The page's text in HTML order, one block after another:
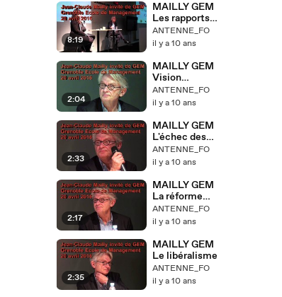
8:19
MAILLY GEM
Les rapports
entre les
syndicats
ANTENNE_FO
il y a 10 ans
2:04
MAILLY GEM
Vision
politique
ANTENNE_FO
il y a 10 ans
2:33
MAILLY GEM
L'échec des
politiques
traditionnelle
ANTENNE_FO
il y a 10 ans
2:17
MAILLY GEM
La réforme
des 35h
ANTENNE_FO
il y a 10 ans
2:35
MAILLY GEM
Le libéralisme
ANTENNE_FO
il y a 10 ans